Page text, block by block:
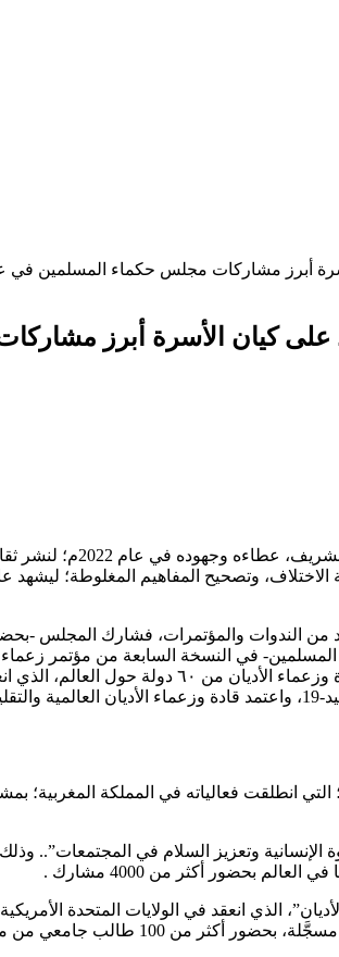
أبرز مشاركات مجلس حكماء المسلمين في عام
كيان الأسرة أبرز
واصل مجلس حكماء المسلمين،
من الندوات والمؤتمرات، فشارك المجلس -
في النسخة السابعة من مؤتمر زعماء
الأديان العالمية والتقليديَّة في التنمية الروحية والاجتماعية للبشرية في فترة ما
طنجة حول الأديان”؛ التي انطلقت فعالياته في
تحت عنوان: “الأخوة الإنسانية وتعزيز السلام في
بحضور أكثر من 4000 مشارك .
الذي انعقد في الولايات المتحدة
جامعي من مختلف بقاع العالم .